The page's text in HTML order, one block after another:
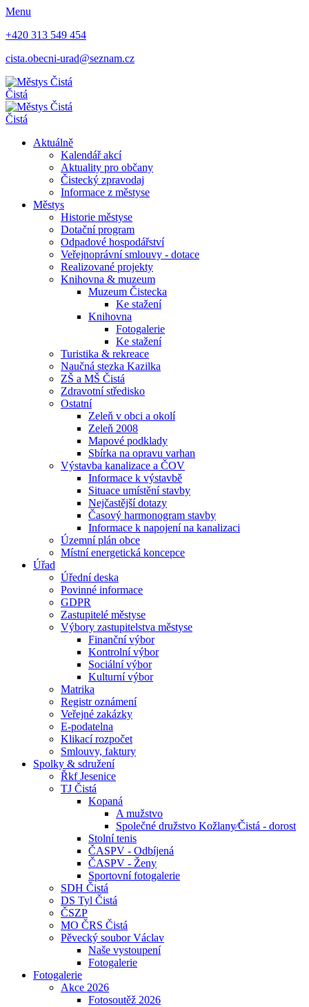
Menu
+420 313 549 454
cista.obecni-urad@seznam.cz
Čistá
Čistá
Aktuálně
Kalendář akcí
Aktuality pro občany
Čistecký zpravodaj
Informace z městyse
Městys
Historie městyse
Dotační program
Odpadové hospodářství
Veřejnoprávní smlouvy - dotace
Realizované projekty
Knihovna & muzeum
Muzeum Čistecka
Ke stažení
Knihovna
Fotogalerie
Ke stažení
Turistika & rekreace
Naučná stezka Kazilka
ZŠ a MŠ Čistá
Zdravotní středisko
Ostatní
Zeleň v obci a okolí
Zeleň 2008
Mapové podklady
Sbírka na opravu varhan
Výstavba kanalizace a ČOV
Informace k výstavbě
Situace umístění stavby
Nejčastější dotazy
Časový harmonogram stavby
Informace k napojení na kanalizaci
Územní plán obce
Místní energetická koncepce
Úřad
Úřední deska
Povinné informace
GDPR
Zastupitelé městyse
Výbory zastupitelstva městyse
Finanční výbor
Kontrolní výbor
Sociální výbor
Kulturní výbor
Matrika
Registr oznámení
Veřejné zakázky
E-podatelna
Klikací rozpočet
Smlouvy, faktury
Spolky & sdružení
Řkf Jesenice
TJ Čistá
Kopaná
A mužstvo
Společné družstvo Kožlany⁄Čistá - dorost
Stolní tenis
ČASPV - Odbíjená
ČASPV - Ženy
Sportovní fotogalerie
SDH Čistá
DS Tyl Čistá
ČSZP
MO ČRS Čistá
Pěvecký soubor Václav
Naše vystoupení
Fotogalerie
Fotogalerie
Akce 2026
Fotosoutěž 2026